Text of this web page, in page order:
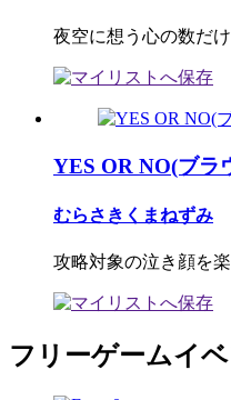
夜空に想う心の数だけ
YES OR NO(ブラ
むらさきくまねずみ
攻略対象の泣き顔を
フリーゲームイ